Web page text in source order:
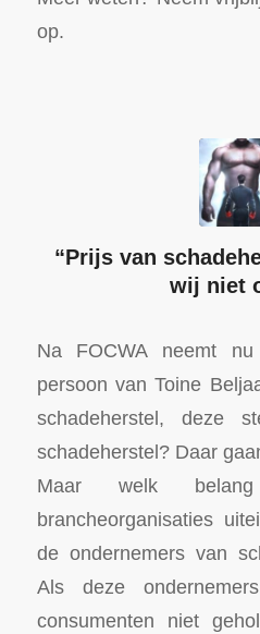
op.
“Prijs van
wij niet
Na FOCWA neemt
persoon van Toine
schadeherstel, deze
schadeherstel? Daar
Maar welk
brancheorganisaties
de ondernemers van
Als deze
consumenten niet